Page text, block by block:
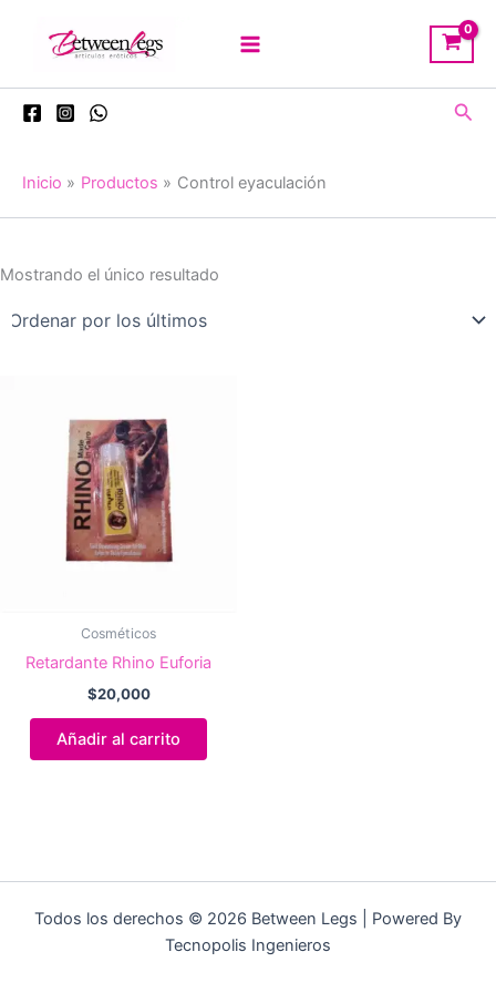
Inicio Productos Control eyaculación
Mostrando el único resultado
Cosméticos
Retardante Rhino Euforia
$20,000
Añadir al carrito
Todos los derechos © 2026 Between Legs | Powered By
Tecnopolis Ingenieros